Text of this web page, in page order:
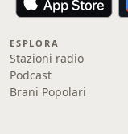
ESPLORA
Stazioni radio
Podcast
Brani Popolari